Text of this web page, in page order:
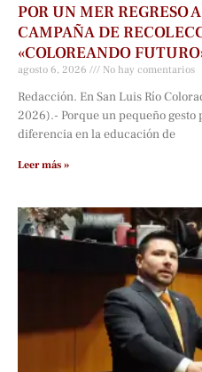
POR UN MER REGRESO
CAMPAÑA DE
«COLOREANDO
agosto 6, 2026 No hay comentarios
Redacción. En San Luis Río
2026).- Porque un pequeño
diferencia en la educación de
Leer más »